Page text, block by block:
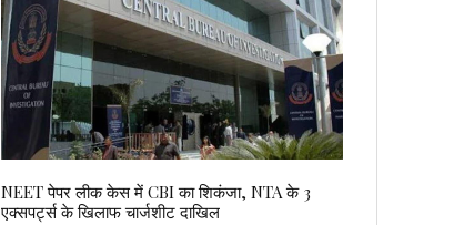
NEET पेपर लीक केस में CBI का शिकंजा, NTA के 3
एक्सपर्ट्स के खिलाफ चार्जशीट दाखिल